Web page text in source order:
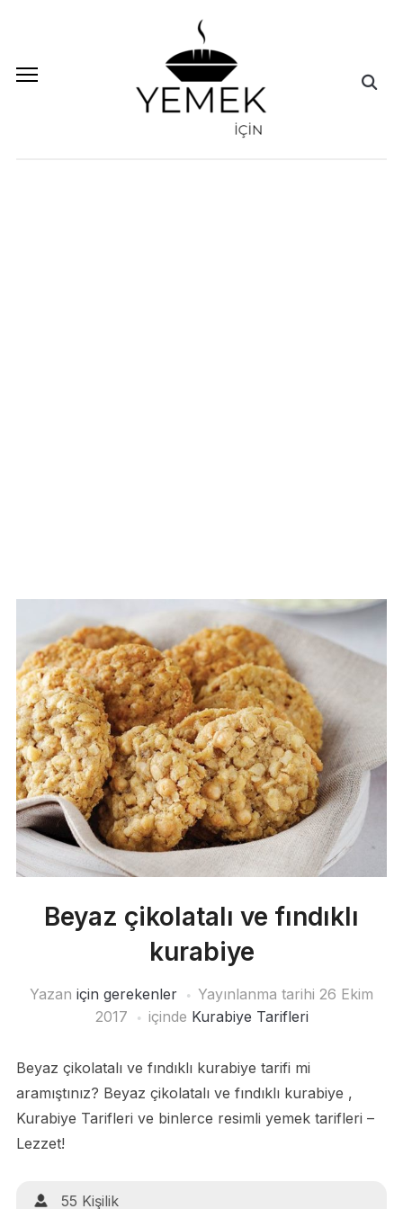
Beyaz çikolatalı ve fındıklı
kurabiye
Yazan için gerekenler Yayınlanma tarihi 26 Ekim
2017
içinde Kurabiye Tarifleri
Beyaz çikolatalı ve fındıklı kurabiye tarifi mi
aramıştınız? Beyaz çikolatalı ve fındıklı kurabiye ,
Kurabiye Tarifleri ve binlerce resimli yemek tarifleri –
Lezzet!
55 Kişilik